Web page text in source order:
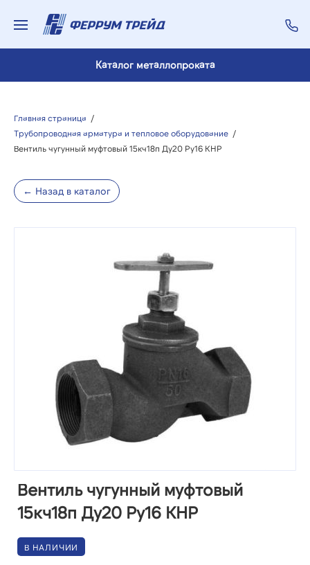
Каталог металлопроката
Главная страница /
Трубопроводная арматура и тепловое оборудование /
Вентиль чугунный муфтовый 15кч18п Ду20 Ру16 КНР
← Назад в каталог
Вентиль чугунный муфтовый
15кч18п Ду20 Ру16 КНР
В НАЛИЧИИ